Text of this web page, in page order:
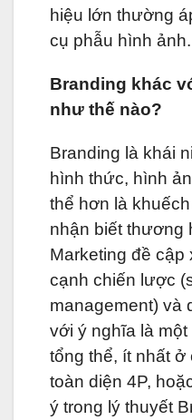
hiệu lớn thường
cụ phẫu hình ảnh.
Branding khác
như thế nào?
Branding là khái
hình thức, hình
thể hơn là
nhận biết thương
Marketing đề cập
cạnh chiến lược
management) và
với ý nghĩa là
tổng thể, ít nhất ở
toàn diện 4P,
ý trong lý thuyết